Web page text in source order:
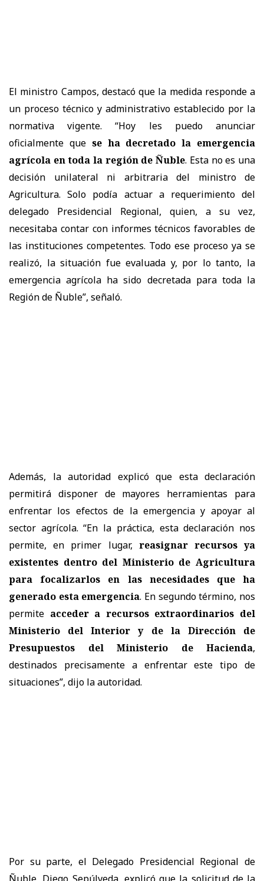
El ministro Campos, destacó que la medida responde a
un proceso técnico y administrativo establecido por la
normativa vigente. “Hoy les puedo anunciar
oficialmente que se ha decretado la emergencia
agrícola en toda la región de Ñuble. Esta no es una
decisión unilateral ni arbitraria del ministro de
Agricultura. Solo podía actuar a requerimiento del
delegado Presidencial Regional, quien, a su vez,
necesitaba contar con informes técnicos favorables de
las instituciones competentes. Todo ese proceso ya se
realizó, la situación fue evaluada y, por lo tanto, la
emergencia agrícola ha sido decretada para toda la
Región de Ñuble”, señaló.
Además, la autoridad explicó que esta declaración
permitirá disponer de mayores herramientas para
enfrentar los efectos de la emergencia y apoyar al
sector agrícola. “En la práctica, esta declaración nos
permite, en primer lugar, reasignar recursos ya
existentes dentro del Ministerio de Agricultura
para focalizarlos en las necesidades que ha
generado esta emergencia. En segundo término, nos
permite acceder a recursos extraordinarios del
Ministerio del Interior y de la Dirección de
Presupuestos del Ministerio de Hacienda,
destinados precisamente a enfrentar este tipo de
situaciones”, dijo la autoridad.
Por su parte, el Delegado Presidencial Regional de
Ñuble, Diego Sepúlveda, explicó que la solicitud de la